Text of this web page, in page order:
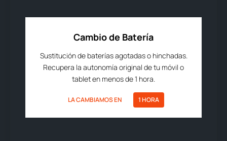
Cambio de Batería
Sustitución de baterías agotadas o hinchadas.
Recupera la autonomía original de tu móvil o
tablet en menos de 1 hora.
LA CAMBIAMOS EN 1 HORA